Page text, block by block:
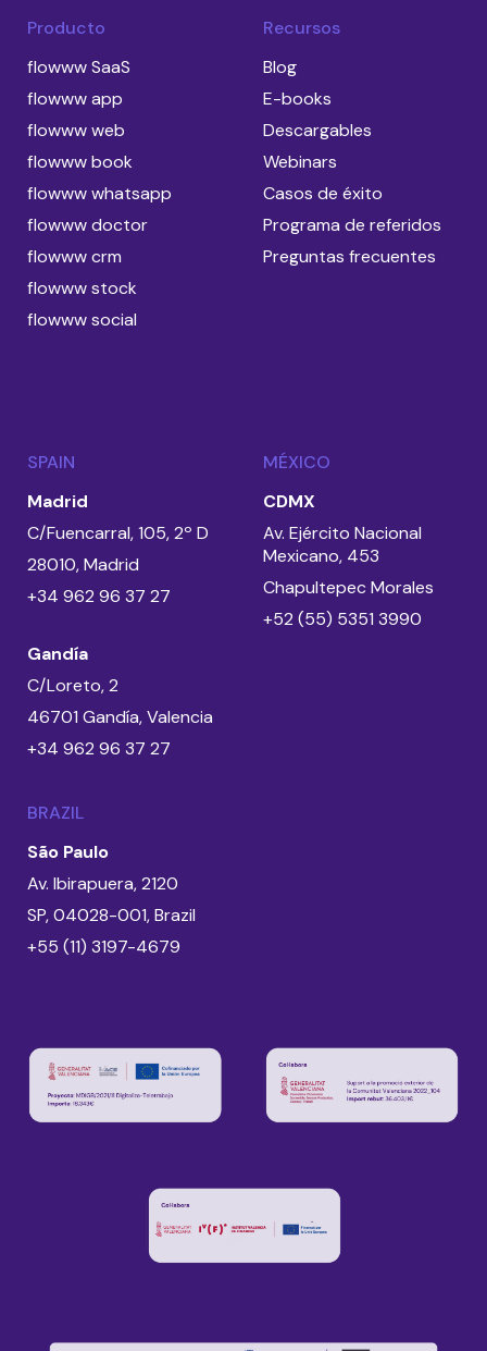
Producto
flowww SaaS
flowww app
flowww web
flowww book
flowww whatsapp
flowww doctor
flowww crm
flowww stock
flowww social
Recursos
Blog
E-books
Descargables
Webinars
Casos de éxito
Programa de referidos
Preguntas frecuentes
SPAIN
Madrid
C/Fuencarral, 105, 2º D
28010, Madrid
+34 962 96 37 27
Gandía
C/Loreto, 2
46701 Gandía, Valencia
+34 962 96 37 27
MÉXICO
CDMX
Av. Ejército Nacional
Mexicano, 453
Chapultepec Morales
+52 (55) 5351 3990
BRAZIL
São Paulo
Av. Ibirapuera, 2120
SP, 04028-001, Brazil
+55 (11) 3197-4679